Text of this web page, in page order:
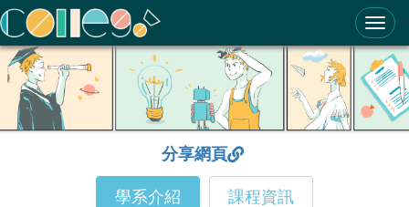
ColleGo! 大學選才與高中育才輔助系統
分享網頁
學系介紹 課程資訊